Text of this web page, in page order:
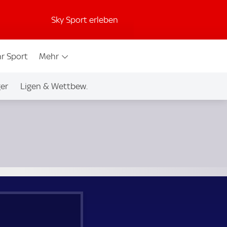
Sky Sport erleben
Sport Mehr
Ligen & Wettbew.